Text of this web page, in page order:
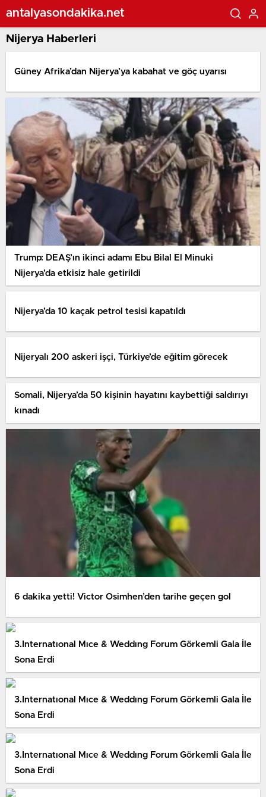
antalyasondakika.net
Nijerya Haberleri
Güney Afrika’dan Nijerya’ya kabahat ve göç uyarısı
Trump: DEAŞ’ın ikinci adamı Ebu Bilal El Minuki
Nijerya’da etkisiz hale getirildi
Nijerya’da 10 kaçak petrol tesisi kapatıldı
Nijeryalı 200 askeri işçi, Türkiye’de eğitim görecek
Somali, Nijerya’da 50 kişinin hayatını kaybettiği saldırıyı
kınadı
6 dakika yetti! Victor Osimhen’den tarihe geçen gol
3.Internatıonal Mıce & Weddıng Forum Görkemli Gala İle
Sona Erdi
3.Internatıonal Mıce & Weddıng Forum Görkemli Gala İle
Sona Erdi
3.Internatıonal Mıce & Weddıng Forum Görkemli Gala İle
Sona Erdi